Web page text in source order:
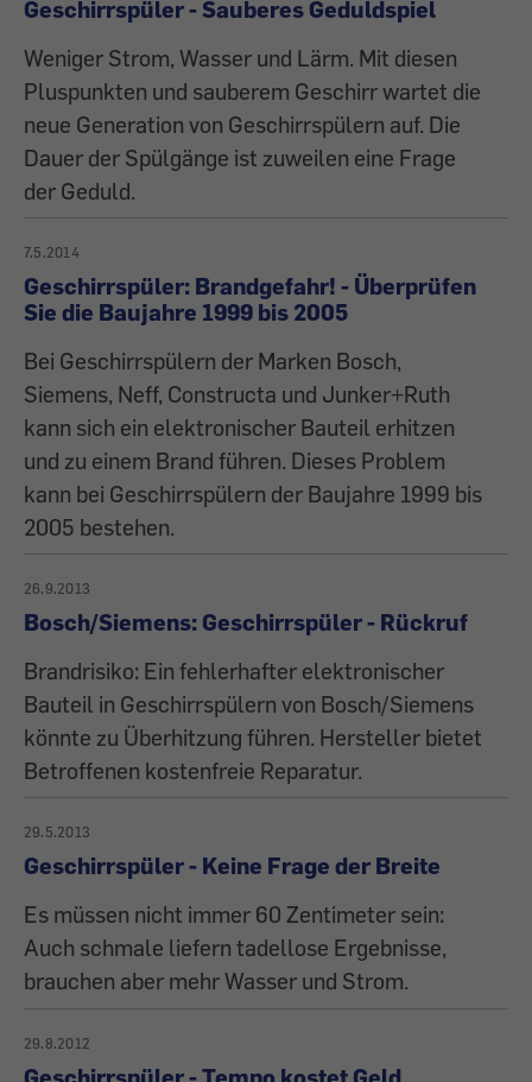
Geschirrspüler - Sauberes Geduldspiel
Weniger Strom, Wasser und Lärm. Mit diesen
Pluspunkten und sauberem Geschirr wartet die
neue Generation von Geschirrspülern auf. Die
Dauer der Spülgänge ist zuweilen eine Frage
der Geduld.
7.5.2014
Geschirrspüler: Brandgefahr! - Überprüfen
Sie die Baujahre 1999 bis 2005
Bei Geschirrspülern der Marken Bosch,
Siemens, Neff, Constructa und Junker+Ruth
kann sich ein elektronischer Bauteil erhitzen
und zu einem Brand führen. Dieses Problem
kann bei Geschirrspülern der Baujahre 1999 bis
2005 bestehen.
26.9.2013
Bosch/Siemens: Geschirrspüler - Rückruf
Brandrisiko: Ein fehlerhafter elektronischer
Bauteil in Geschirrspülern von Bosch/Siemens
könnte zu Überhitzung führen. Hersteller bietet
Betroffenen kostenfreie Reparatur.
29.5.2013
Geschirrspüler - Keine Frage der Breite
Es müssen nicht immer 60 Zentimeter sein:
Auch schmale liefern tadellose Ergebnisse,
brauchen aber mehr Wasser und Strom.
29.8.2012
Geschirrspüler - Tempo kostet Geld